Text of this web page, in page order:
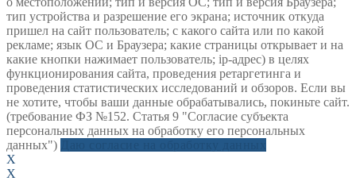
тип устройства и разрешение его экрана; источник откуда
пришел на сайт пользователь; с какого сайта или по какой
рекламе; язык ОС и Браузера; какие страницы открывает и на
какие кнопки нажимает пользователь; ip-адрес) в целях
функционирования сайта, проведения ретаргетинга и
проведения статистических исследований и обзоров. Если вы
не хотите, чтобы ваши данные обрабатывались, покиньте сайт.
(требование ФЗ №152. Статья 9 "Согласие субъекта
персональных данных на обработку его персональных
данных")
X
X